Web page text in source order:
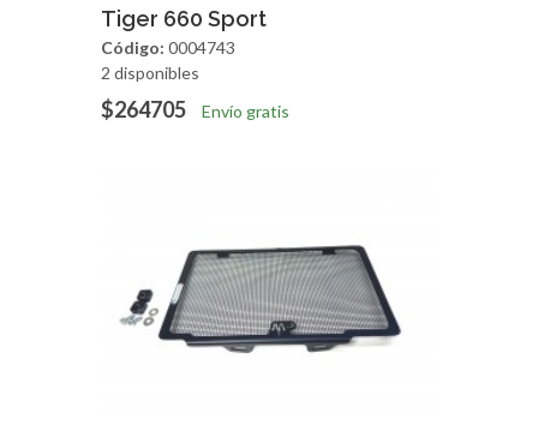
Agregar
Tiger 660 Sport
Código: 0004743
2 disponibles
$264705 Envío gratis